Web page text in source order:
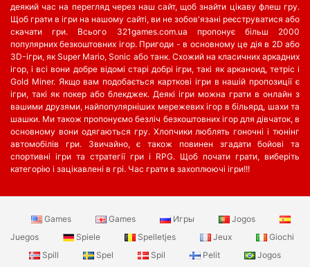
деякий час на перегляд через наш сайт, щоб знайти цікаву флеш гру.
Щоб грати в ігри на нашому сайті, ви не зобов'язані реєструватися або
скачати гри. Всього 321games.com.ua пропонує більш 2000
популярних безкоштовних ігор. Пригоди - в основному це дія в 2D або
3D-ігри, як Super Mario, Sonic або танк. Схожий на класичних аркадних
ігор, і всі вони добре відомі старі добрі ігри, такі як арканоид, тетріс і
Gold Miner. Якщо вам подобається карткові ігри в нашій пропозиції є
ігри, такі як покер або блекджек. Деякі ігри можна грати в онлайн з
вашими друзями, найпопулярніших мережевих ігор в більярд, шахи та
шашки. Ми також пропонуємо безліч безкоштовних ігор для дівчаток, в
основному вони одягаються гру. Хлопчики люблять гоночні і тюнінг
автомобілів гри. Звичайно, є також повинен згадати бойові та
спортивні ігри та стратегії гри і RPG. Щоб почати грати, виберіть
категорію і зацікавлені в грі. Час грати в захоплюючі ігри!!!
Games Games Игры
Jogos
Juegos
Spiele Spelletjes Jeux
Giochi
Spill
Spel Spil Pelit
Jogos